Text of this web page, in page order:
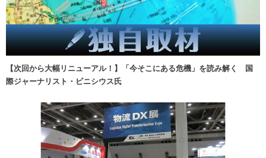
【次回から大幅リニューアル！】「今そこにある危機」を読み解く 国
際ジャーナリスト・ビニシウス氏